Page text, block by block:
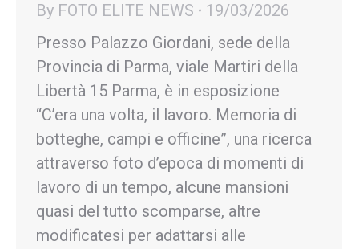
By FOTO ELITE NEWS
19/03/2026
Presso Palazzo Giordani, sede della
Provincia di Parma, viale Martiri della
Libertà 15 Parma, è in esposizione
“C’era una volta, il lavoro. Memoria di
botteghe, campi e officine”, una ricerca
attraverso foto d’epoca di momenti di
lavoro di un tempo, alcune mansioni
quasi del tutto scomparse, altre
modificatesi per adattarsi alle